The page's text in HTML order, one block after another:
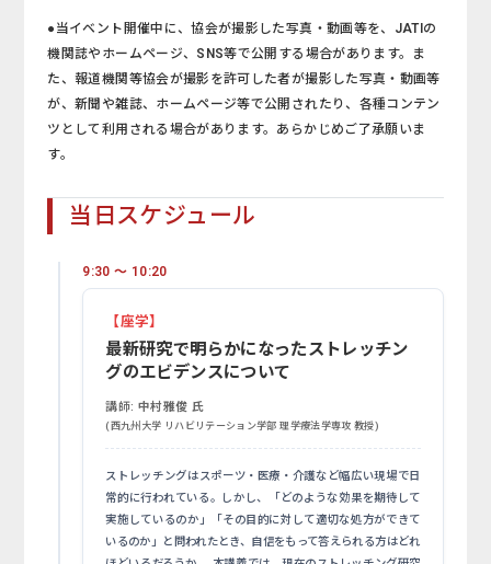
●当イベント開催中に、協会が撮影した写真・動画等を、JATIの
機関誌やホームページ、SNS等で公開する場合があります。ま
た、報道機関等協会が撮影を許可した者が撮影した写真・動画等
が、新聞や雑誌、ホームページ等で公開されたり、各種コンテン
ツとして利用される場合があります。あらかじめご了承願いま
す。
当日スケジュール
9:30 ～ 10:20
【座学】
最新研究で明らかになったストレッチン
グのエビデンスについて
講師: 中村雅俊 氏
(西九州大学 リハビリテーション学部 理学療法学専攻 教授)
ストレッチングはスポーツ・医療・介護など幅広い現場で日
常的に行われている。しかし、「どのような効果を期待して
実施しているのか」「その目的に対して適切な処方ができて
いるのか」と問われたとき、自信をもって答えられる方はどれ